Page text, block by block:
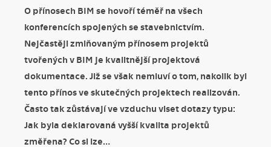
O přínosech BIM se hovoří téměř na všech
konferencích spojených se stavebnictvím.
Nejčastěji zmiňovaným přínosem projektů
tvořených v BIM je kvalitnější projektová
dokumentace. Již se však nemluví o tom, nakolik byl
tento přínos ve skutečných projektech realizován.
Často tak zůstávají ve vzduchu viset dotazy typu:
Jak byla deklarovaná vyšší kvalita projektů
změřena? Co si lze…